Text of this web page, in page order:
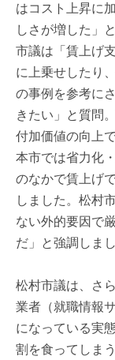
はコスト上昇に
しさが増した」
市議は「賃上げ
に上乗せしたり
の事例を参考に
きたい」と質問
付加価値の向上
本市では省力化
のなかで賃上げ
しました。松村
ない外的要因で
だ」と強調しまし
松村市議は、さ
業者（就職情報
になっている実
割を食ってしま